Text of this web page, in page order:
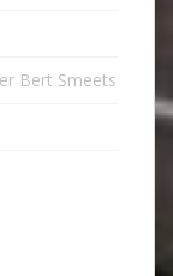
Bert Smeets